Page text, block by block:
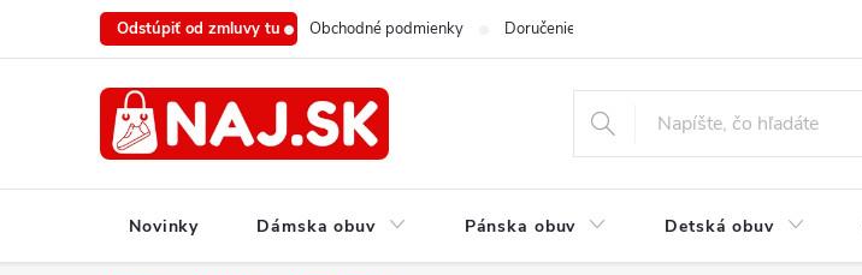
Odstúpiť od zmluvy tu Obchodné podmienky Doručenie a platba
Novinky Dámska obuv Pánska obuv Detská obuv